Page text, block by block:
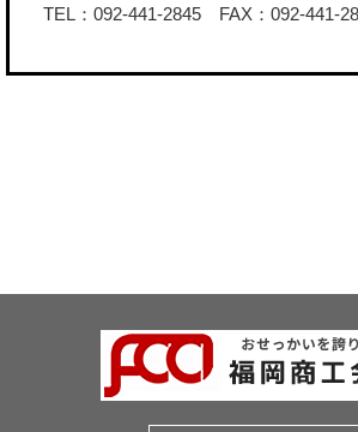
TEL：092-441-2845 FAX：092-441-